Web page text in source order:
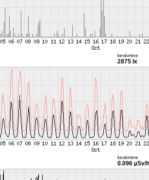
keskmine
2875 lx
keskmine
0.096 µSv/h